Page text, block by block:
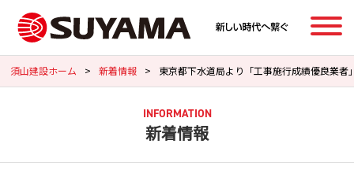
須山建設ホーム > 新着情報 > 東京都下水道局より「工事施行成績優良業者
新着情報
INFORMATION